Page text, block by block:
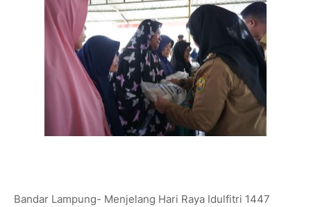
Bandar Lampung- Menjelang Hari Raya Idulfitri 1447